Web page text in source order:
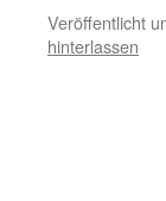
Veröffentlicht
hinterlassen